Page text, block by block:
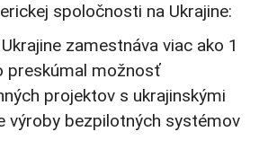
spoločnosti na Ukrajine:
zamestnáva viac ako 1
preskúmal možnosť
projektov s ukrajinskými
výroby bezpilotných systémov